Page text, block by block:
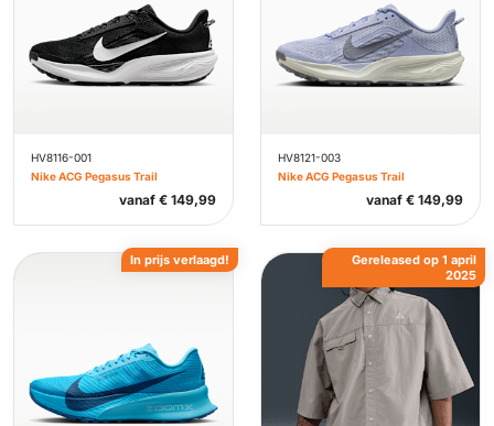
HV8116-001
Nike ACG Pegasus Trail
vanaf € 149,99
HV8121-003
Nike ACG Pegasus Trail
vanaf € 149,99
In prijs verlaagd!
Gereleased op 1 april
2025